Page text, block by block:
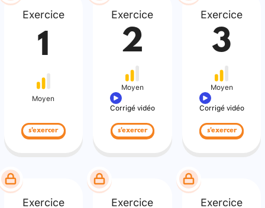
Exercice
1
Moyen
s'exercer
Exercice
2
Moyen
Corrigé vidéo
s'exercer
Exercice
3
Moyen
Corrigé vidéo
s'exercer
Exercice Exercice Exercice